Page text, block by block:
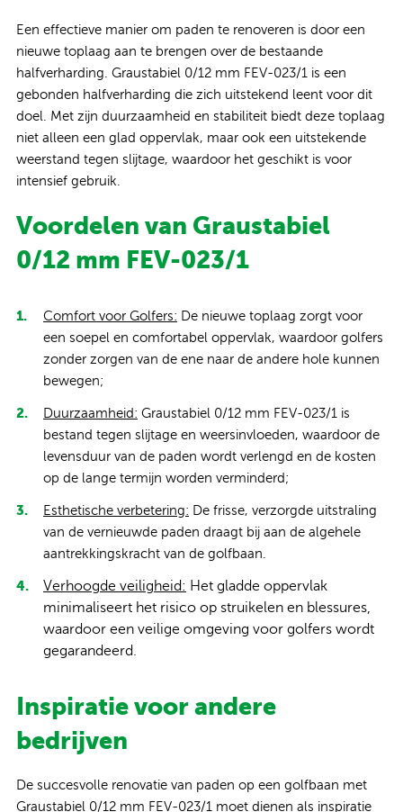
Een effectieve manier om paden te renoveren is door een
nieuwe toplaag aan te brengen over de bestaande
halfverharding. Graustabiel 0/12 mm FEV-023/1 is een
gebonden halfverharding die zich uitstekend leent voor dit
doel. Met zijn duurzaamheid en stabiliteit biedt deze toplaag
niet alleen een glad oppervlak, maar ook een uitstekende
weerstand tegen slijtage, waardoor het geschikt is voor
intensief gebruik.
Voordelen van Graustabiel
0/12 mm FEV-023/1
Comfort voor Golfers: De nieuwe toplaag zorgt voor
een soepel en comfortabel oppervlak, waardoor golfers
zonder zorgen van de ene naar de andere hole kunnen
bewegen;
Duurzaamheid: Graustabiel 0/12 mm FEV-023/1 is
bestand tegen slijtage en weersinvloeden, waardoor de
levensduur van de paden wordt verlengd en de kosten
op de lange termijn worden verminderd;
Esthetische verbetering: De frisse, verzorgde uitstraling
van de vernieuwde paden draagt bij aan de algehele
aantrekkingskracht van de golfbaan.
Verhoogde veiligheid: Het gladde oppervlak
minimaliseert het risico op struikelen en blessures,
waardoor een veilige omgeving voor golfers wordt
gegarandeerd.
Inspiratie voor andere
bedrijven
De succesvolle renovatie van paden op een golfbaan met
Graustabiel 0/12 mm FEV-023/1 moet dienen als inspiratie